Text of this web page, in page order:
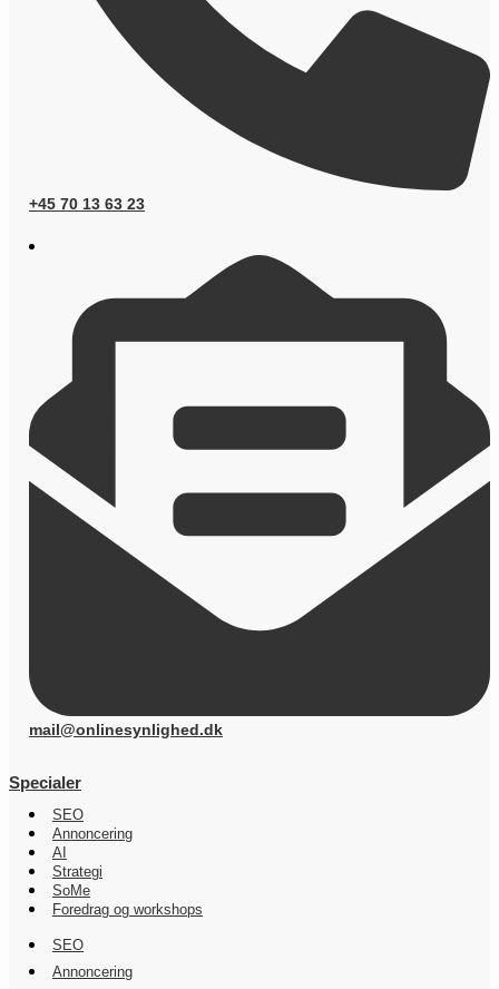
+45 70 13 63 23
mail@onlinesynlighed.dk
Specialer
SEO
Annoncering
AI
Strategi
SoMe
Foredrag og workshops
SEO
Annoncering